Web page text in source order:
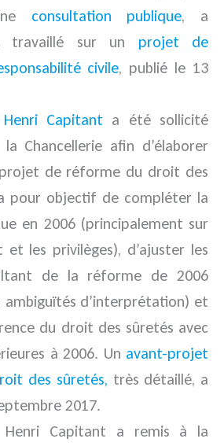
consultation publique, a
travaillé sur un projet de
civile, publié le 13
Henri Capitant a été sollicité
Chancellerie afin d’élaborer
de réforme du droit des
pour objectif de compléter la
en 2006 (principalement sur
et les privilèges), d’ajuster les
de la réforme de 2006
ambiguïtés d’interprétation) et
du droit des sûretés avec
à 2006. Un avant-projet
des sûretés, très détaillé, a
2017.
Henri Capitant a remis à la